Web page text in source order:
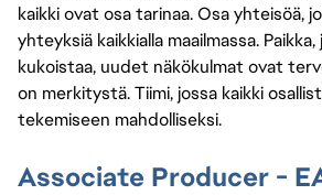
kaikki ovat osa tarinaa. Osa yhteisöä,
yhteyksiä kaikkialla maailmassa.
kukoistaa, uudet näkökulmat ovat
on merkitystä. Tiimi, jossa kaikki
tekemiseen mahdolliseksi.
Associate Producer -